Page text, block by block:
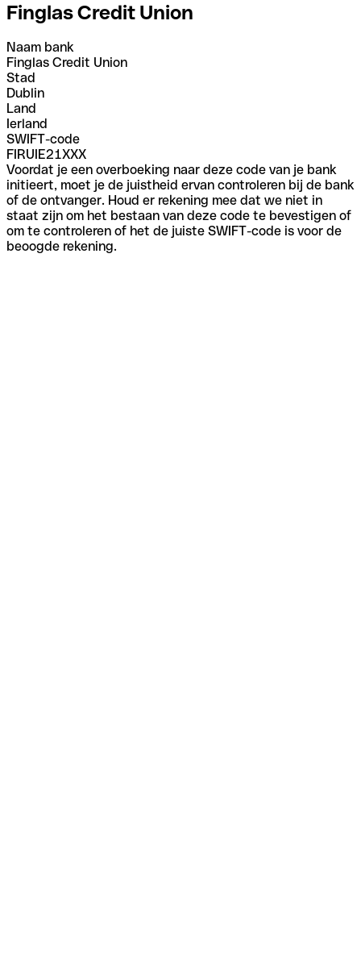
Finglas Credit Union
Naam bank
Finglas Credit Union
Stad
Dublin
Land
Ierland
SWIFT-code
FIRUIE21XXX
Voordat je een overboeking naar deze code van je bank
initieert, moet je de juistheid ervan controleren bij de bank
of de ontvanger. Houd er rekening mee dat we niet in
staat zijn om het bestaan van deze code te bevestigen of
om te controleren of het de juiste SWIFT-code is voor de
beoogde rekening.